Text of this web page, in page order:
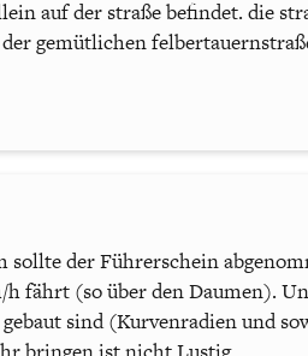
auf der straße befindet. die
gemütlichen
der Führerschein
fährt (so über den Daumen).
sind (Kurvenradien und